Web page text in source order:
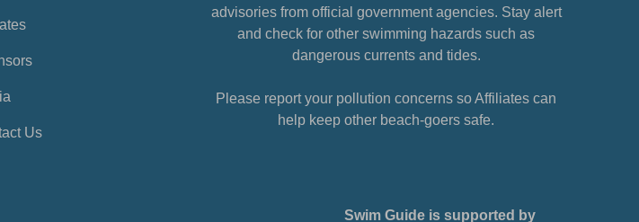
Us
advisories from official government agencies. Stay alert
and check for other swimming hazards such as
dangerous currents and tides.
Please report your pollution concerns so Affiliates can
help keep other beach-goers safe.
Swim Guide is supported by